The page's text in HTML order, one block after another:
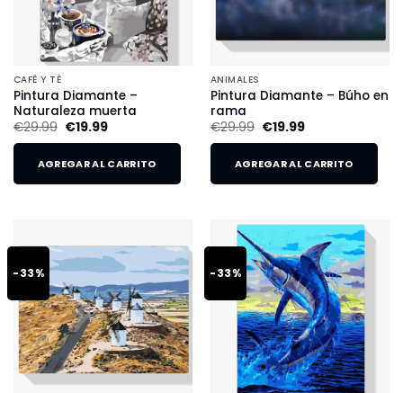
CAFÉ Y TÉ
Pintura Diamante –
Naturaleza muerta
€29.99 €19.99
AGREGAR AL CARRITO
ANIMALES
Pintura Diamante – Búho en
rama
€29.99 €19.99
AGREGAR AL CARRITO
-33% -33%